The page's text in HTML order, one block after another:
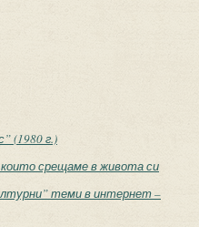
(1980 г.)
срещаме в живота си
теми в интернет –